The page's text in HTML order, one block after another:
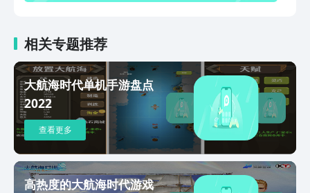
相关专题推荐
大航海时代单机手游盘点
2022
查看更多
高热度的大航海时代游戏